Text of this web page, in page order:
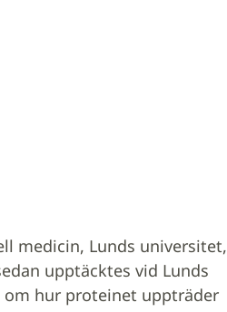
medicin, Lunds universitet,
upptäcktes vid Lunds
hur proteinet uppträder